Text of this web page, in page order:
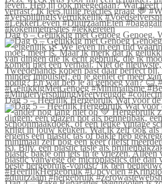
Dag 6 – Gelukkig met Genoeg Genoeg.
Dag 5 – Heerlijk Hergebruik Wat voor de